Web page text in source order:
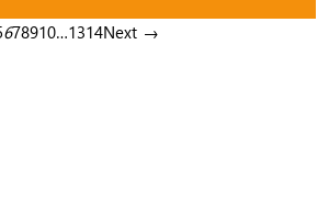
678910…1314Next →